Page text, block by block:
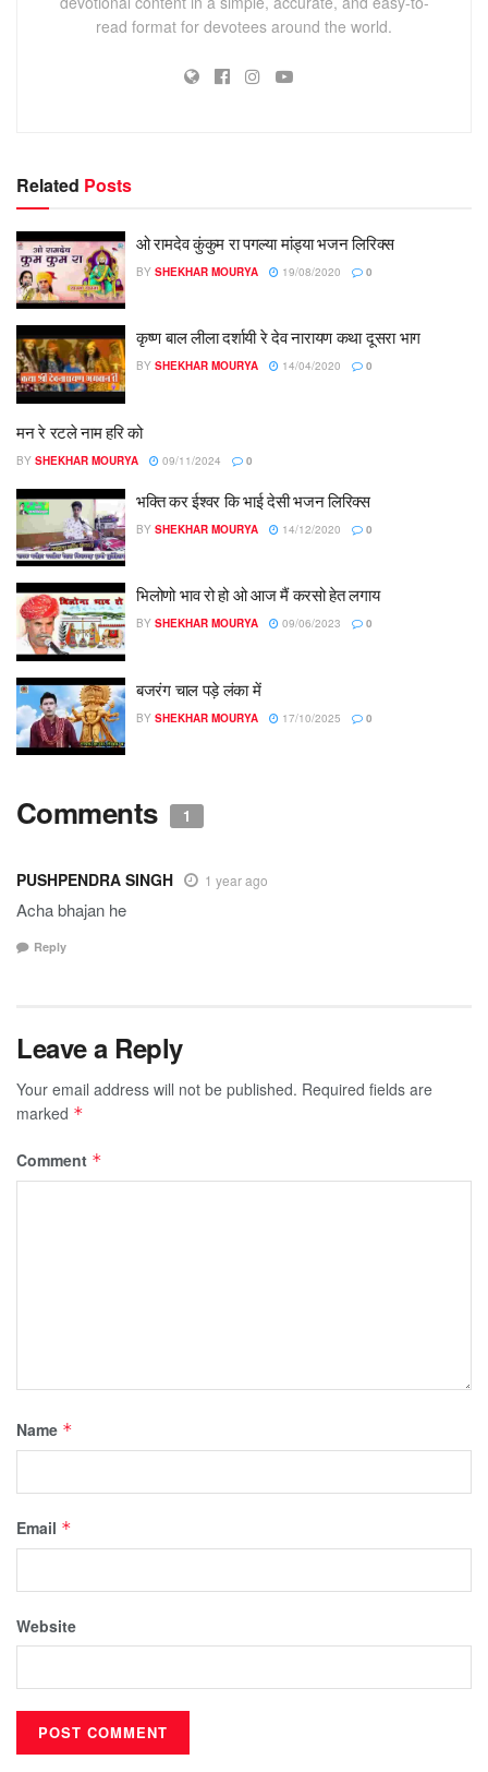
read format for devotees around the world.
Related Posts
ओ रामदेव कुंकुम रा पगल्या मांड्या भजन लिरिक्स
BY SHEKHAR MOURYA 19/08/2020 0
कृष्ण बाल लीला दर्शायी रे देव नारायण कथा दूसरा भाग
BY SHEKHAR MOURYA 14/04/2020 0
मन रे रटले नाम हरि को
BY SHEKHAR MOURYA 09/11/2024 0
भक्ति कर ईश्वर कि भाई देसी भजन लिरिक्स
BY SHEKHAR MOURYA 14/12/2020 0
भिलोणो भाव रो हो ओ आज मैं करसो हेत लगाय
BY SHEKHAR MOURYA 09/06/2023 0
बजरंग चाल पड़े लंका में
BY SHEKHAR MOURYA 17/10/2025 0
Comments 1
PUSHPENDRA SINGH 1 year ago
Acha bhajan he
Reply
Leave a Reply
Your email address will not be published. Required fields are
marked *
Comment *
Name *
Email *
Website